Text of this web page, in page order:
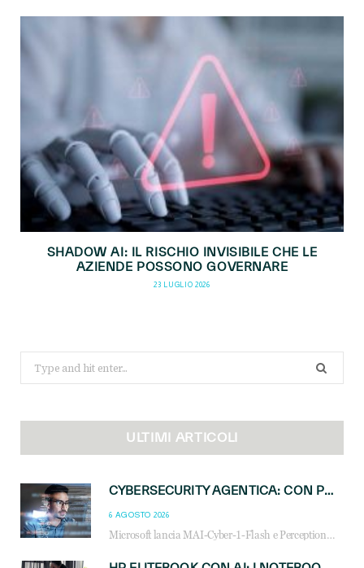
SHADOW AI: IL RISCHIO INVISIBILE CHE LE
AZIENDE POSSONO GOVERNARE
23 LUGLIO 2026
for:
ULTIMI ARTICOLI
CYBERSECURITY AGENTICA: CON PERCEPTION E MAI-CYBER-1-FLASH MICROSOFT APRE NUOVI SERVIZI PER IL CANALE
6 AGOSTO 2026
Microsoft lancia MAI-Cyber-1-Flash e Perception: cybersecurity agentica in preview dal 3 novembre. Cosa cambia per MSP, system integrator e reseller.